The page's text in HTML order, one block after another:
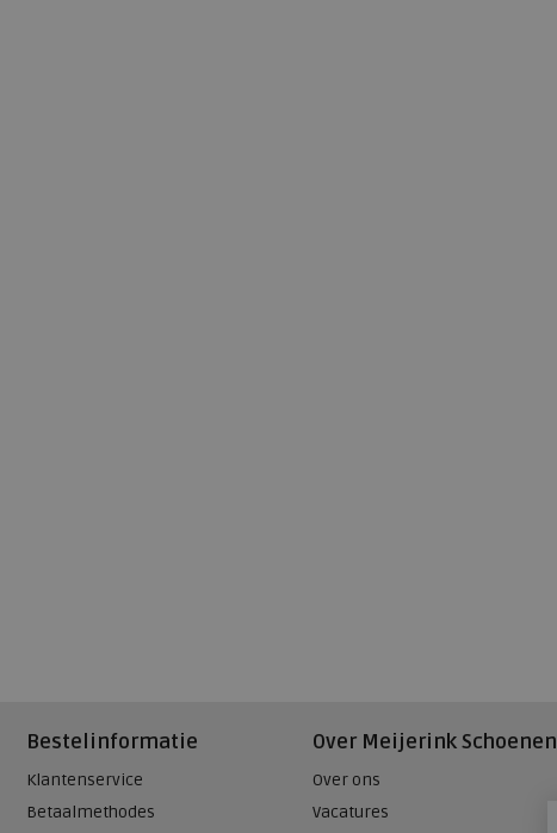
Bestelinformatie
Klantenservice
Betaalmethodes
Over Meijerink Schoenen
Over ons
Vacatures